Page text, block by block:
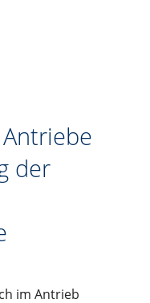
der
im Antrieb